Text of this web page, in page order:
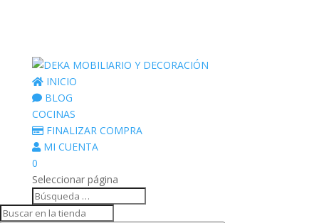
INICIO
BLOG
COCINAS
FINALIZAR COMPRA
MI CUENTA
0
Seleccionar página